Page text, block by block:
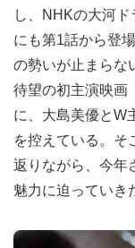
し、NHKの大河ド
にも第1話から登
の勢いが止まらな
待望の初主演映画
に、大島美優とW
を控えている。そ
返りながら、今年
魅力に迫っていき